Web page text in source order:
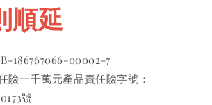
順延
186767066-00002-7
險一千萬元產品責任險字號：
號